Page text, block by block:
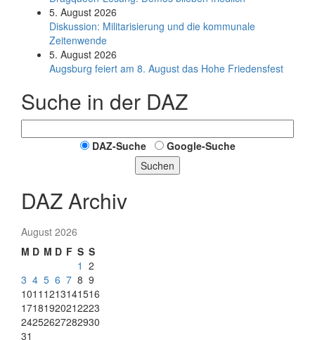
5. August 2026
Diskussion: Mi­li­ta­ri­sie­rung und die kommunale
Zeitenwende
5. August 2026
Augsburg feiert am 8. August das Hohe Friedensfest
Suche in der DAZ
DAZ-Suche
Google-Suche
Suchen
DAZ Archiv
August 2026
M D M D F S S
1 2
3 4 5 6 7 8 9
1011 1213141516
17181920212223
24252627282930
31